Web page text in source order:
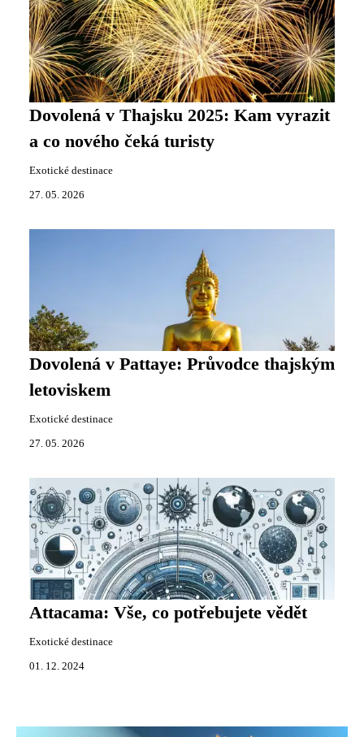
Dovolená v Thajsku 2025: Kam vyrazit
a co nového čeká turisty
Exotické destinace
27. 05. 2026
Dovolená v Pattaye: Průvodce thajským
letoviskem
Exotické destinace
27. 05. 2026
Attacama: Vše, co potřebujete vědět
Exotické destinace
01. 12. 2024